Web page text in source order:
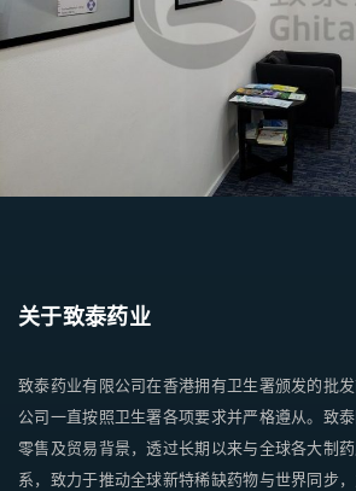
关于致泰药业
致泰药业有限公司在香港拥有卫生署颁发的批
公司一直按照卫生署各项要求并严格遵从。致
零售及贸易背景，透过长期以来与全球各大制
系，致力于推动全球新特稀缺药物与世界同步